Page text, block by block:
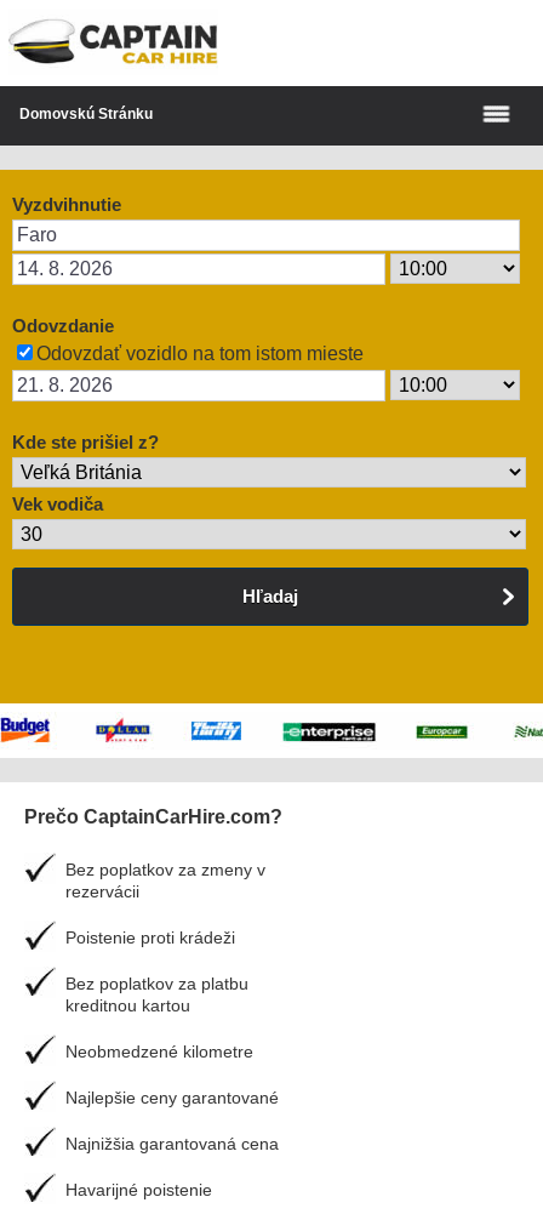
Domovskú Stránku
Vyzdvihnutie
Odovzdanie
Odovzdať vozidlo na tom istom mieste
Kde ste prišiel z?
Vek vodiča
Hľadaj
Prečo CaptainCarHire.com?
Bez poplatkov za zmeny v
rezervácii
Poistenie proti krádeži
Bez poplatkov za platbu
kreditnou kartou
Neobmedzené kilometre
Najlepšie ceny garantované
Najnižšia garantovaná cena
Havarijné poistenie